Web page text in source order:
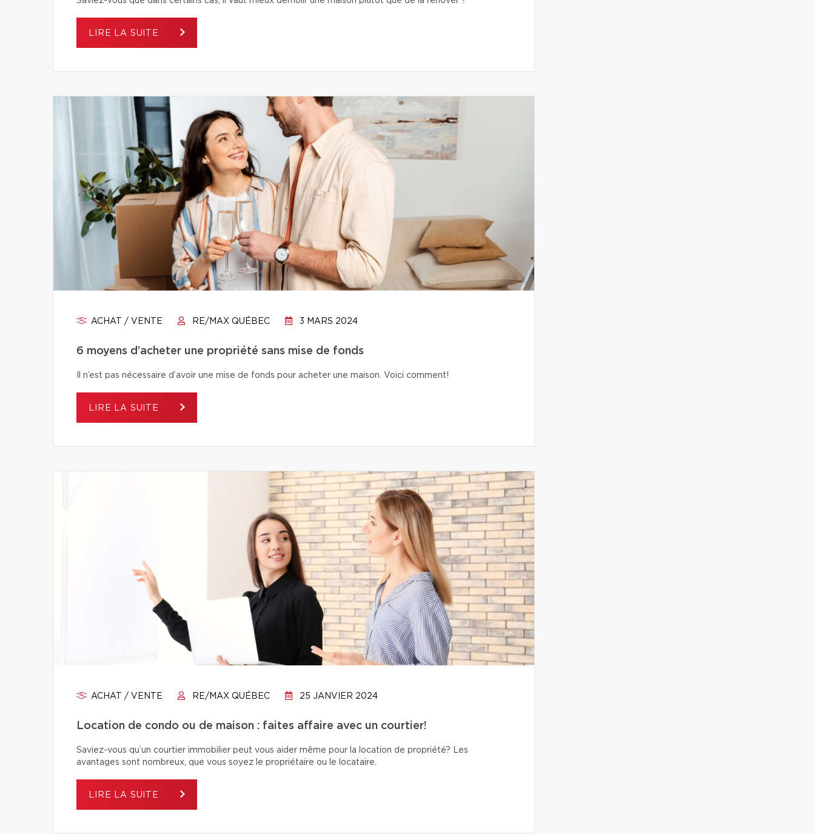
LIRE LA SUITE
ACHAT / VENTE RE/MAX QUÉBEC 3 MARS 2024
6 moyens d’acheter une propriété sans mise de fonds
Il n’est pas nécessaire d’avoir une mise de fonds pour acheter une maison. Voici comment!
LIRE LA SUITE
ACHAT / VENTE RE/MAX QUÉBEC 25 JANVIER 2024
Location de condo ou de maison : faites affaire avec un courtier!
Saviez-vous qu’un courtier immobilier peut vous aider même pour la location de propriété? Les
avantages sont nombreux, que vous soyez le propriétaire ou le locataire.
LIRE LA SUITE